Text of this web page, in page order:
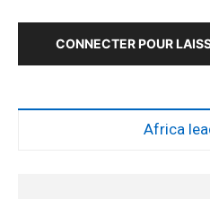
CONNECTER POUR
Africa